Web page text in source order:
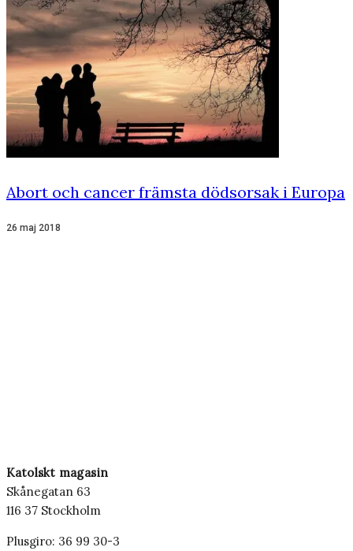
Abort och cancer främsta dödsorsak i Europa
26 maj 2018
Katolskt magasin
Skånegatan 63
116 37 Stockholm
Plusgiro: 36 99 30-3